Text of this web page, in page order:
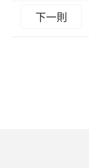
下一則